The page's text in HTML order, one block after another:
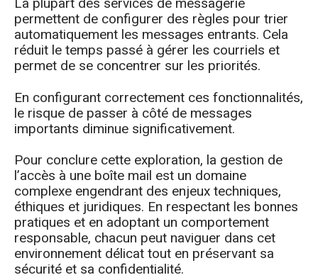
permettent de configurer des règles pour trier
automatiquement les messages entrants. Cela
réduit le temps passé à gérer les courriels et
permet de se concentrer sur les priorités.
En configurant correctement ces fonctionnalités,
le risque de passer à côté de messages
importants diminue significativement.
Pour conclure cette exploration, la gestion de
l’accès à une boîte mail est un domaine
complexe engendrant des enjeux techniques,
éthiques et juridiques. En respectant les bonnes
pratiques et en adoptant un comportement
responsable, chacun peut naviguer dans cet
environnement délicat tout en préservant sa
sécurité et sa confidentialité.